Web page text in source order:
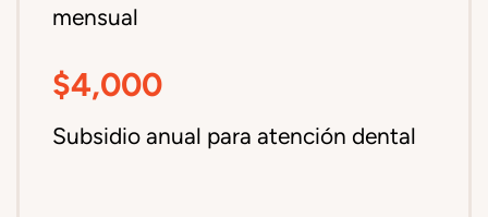
mensual
$4,000
Subsidio anual para atención dental